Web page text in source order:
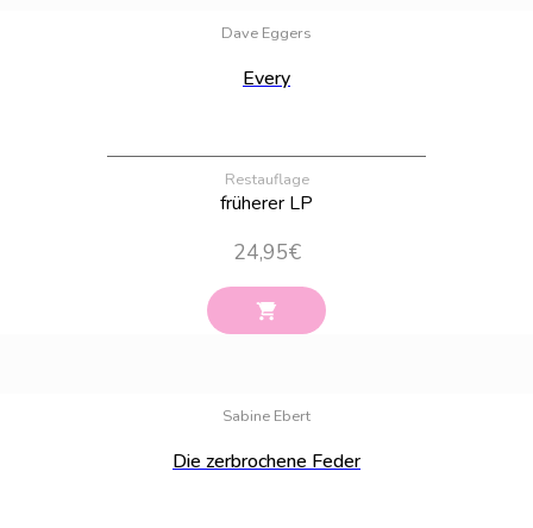
Dave Eggers
Every
Restauflage
früherer LP
24,95€
Sabine Ebert
Die zerbrochene Feder